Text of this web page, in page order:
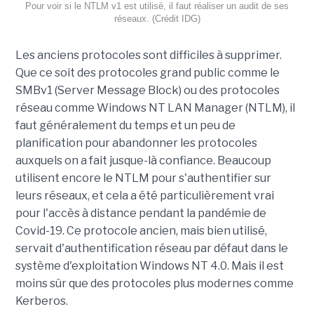
Pour voir si le NTLM v1 est utilisé, il faut réaliser un audit de ses
réseaux. (Crédit IDG)
Les anciens protocoles sont difficiles à supprimer.
Que ce soit des protocoles grand public comme le
SMBv1 (Server Message Block) ou des protocoles
réseau comme Windows NT LAN Manager (NTLM), il
faut généralement du temps et un peu de
planification pour abandonner les protocoles
auxquels on a fait jusque-là confiance. Beaucoup
utilisent encore le NTLM pour s'authentifier sur
leurs réseaux, et cela a été particulièrement vrai
pour l'accès à distance pendant la pandémie de
Covid-19. Ce protocole ancien, mais bien utilisé,
servait d'authentification réseau par défaut dans le
système d'exploitation Windows NT 4.0. Mais il est
moins sûr que des protocoles plus modernes comme
Kerberos.